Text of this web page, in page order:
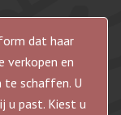
dat haar
verkopen en
te schaffen. U
u past. Kiest u